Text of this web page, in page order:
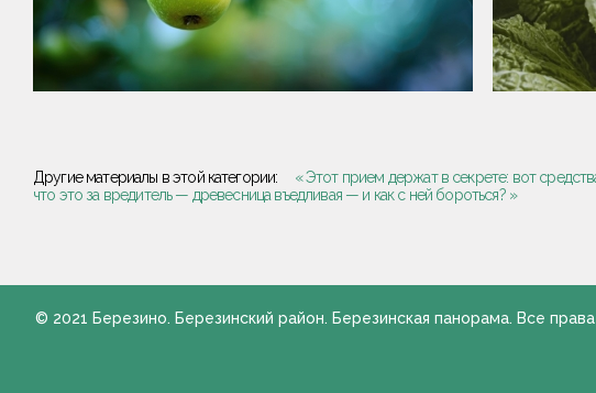
Другие материалы в этой категории: « Этот прием держат в секрете: вот
что это за вредитель — древесница въедливая — и как с ней бороться? »
© 2021 Березино. Березинский район. Березинская панорама. Все